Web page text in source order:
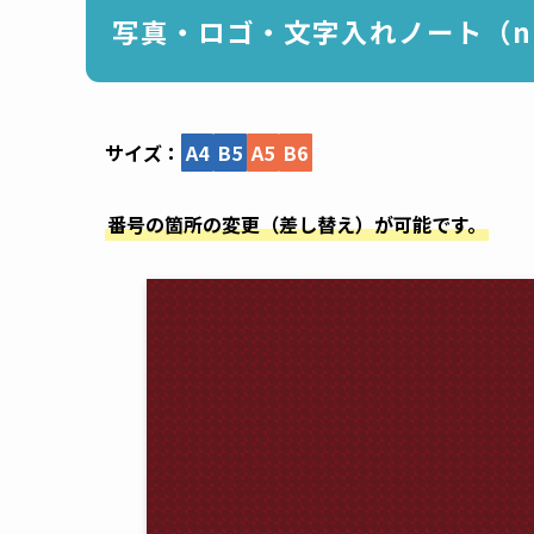
写真・ロゴ・文字入れノート（
サイズ： A4 B5 A5 B6
番号の箇所の変更（差し替え）が可能です。